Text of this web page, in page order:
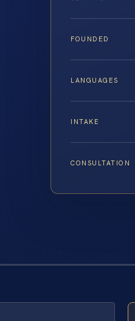
FOUNDED
LANGUAGES
INTAKE
CONSULTATION